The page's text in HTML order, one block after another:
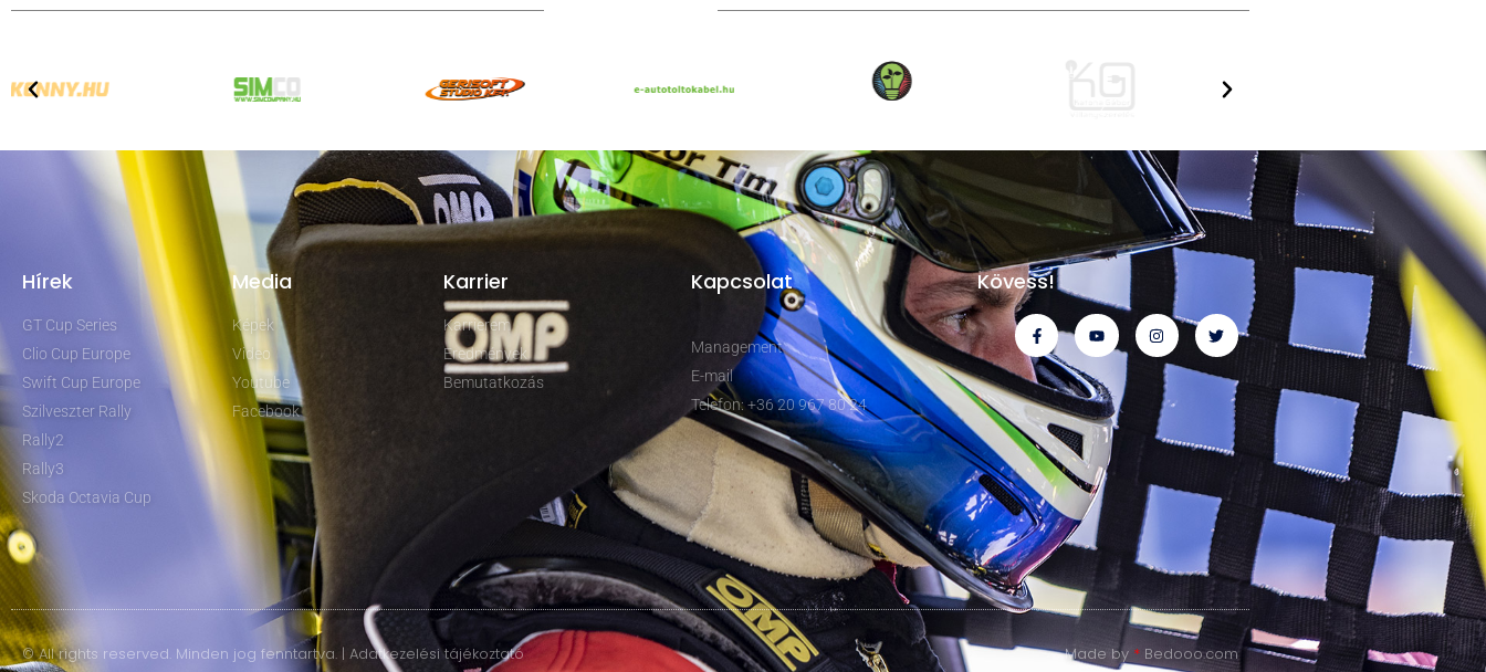
Hírek
GT Cup Series
Clio Cup Europe
Swift Cup Europe
Szilveszter Rally
Rally2
Rally3
Skoda Octavia Cup
Media
Képek
Video
Youtube
Facebook
Karrier
Karrierem
Eredmények
Bemutatkozás
Kapcsolat
Management
E-mail
Telefon: +36 20 967 80 24
Kövess!
© All rights reserved. Minden jog fenntartva. | Adatkezelési tájékoztató Made by * Bedooo.com